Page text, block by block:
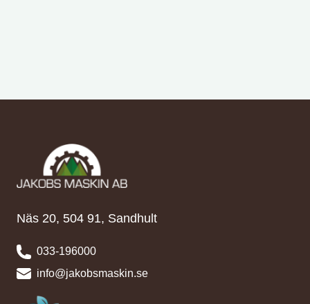
Näs 20, 504 91, Sandhult
033-196000
info@jakobsmaskin.se